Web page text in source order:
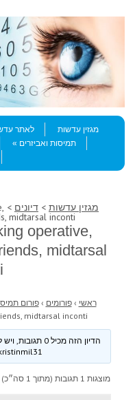
Menu
Skip to content
מגזין עדשות
לאתר
תמיסות ואביזרים
מגזין עדשות > דיונים
midtarsal inconti
operative,
midtarsal
ראשי › פורומים › פורום
midtarsal inconti
הדיון הזה מכיל 0 תגובות, ויש לו משתתף 1, והוא עודכן לאחרונה ע״י
מוצגות 1 תגובות (מתוך 1 סה״כ)